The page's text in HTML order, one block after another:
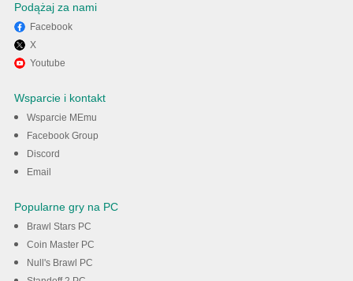
Użyj MEmu, aby doświadczyć
Pure Tuber: Video & MP3
Player na swoim komputerze
Podążaj za nami
Facebook
X
Youtube
Wsparcie i kontakt
Wsparcie MEmu
Facebook Group
Discord
Email
Popularne gry na PC
Brawl Stars PC
Coin Master PC
Null's Brawl PC